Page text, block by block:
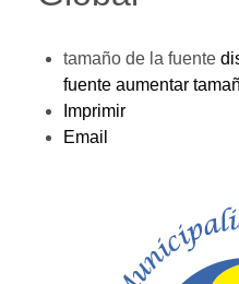
tamaño de la fuente
fuente aumentar
Imprimir
Email